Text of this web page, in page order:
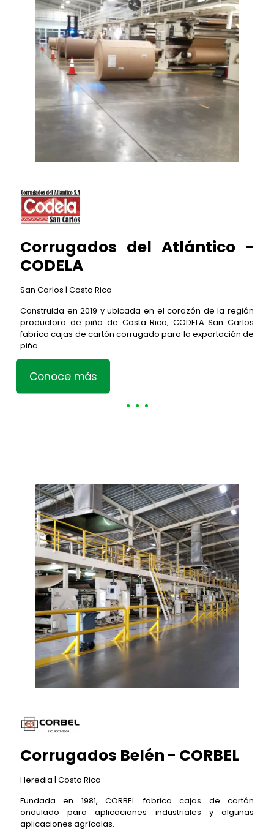
Corrugados del Atlántico -
CODELA
San Carlos | Costa Rica
Construida en 2019 y ubicada en el corazón de la región
productora de piña de Costa Rica, CODELA San Carlos
fabrica cajas de cartón corrugado para la exportación de
piña.
Conoce más
Corrugados Belén - CORBEL
Heredia | Costa Rica
Fundada en 1981, CORBEL fabrica cajas de cartón
ondulado para aplicaciones industriales y algunas
aplicaciones agrícolas.